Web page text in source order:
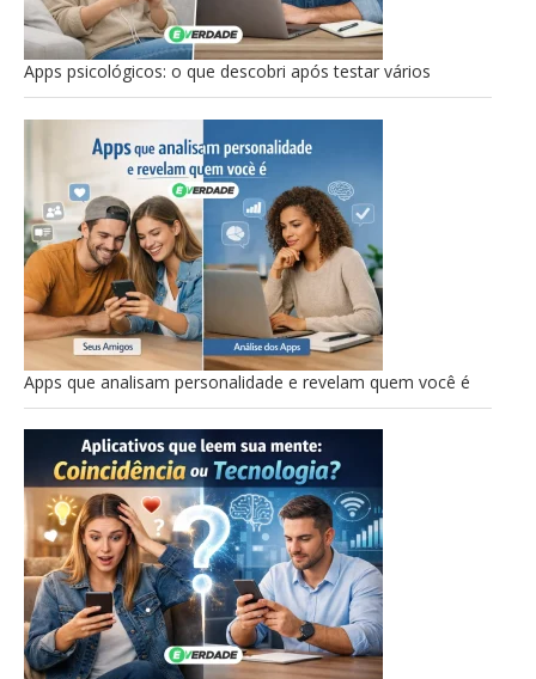
Apps psicológicos: o que descobri após testar vários
Apps que analisam personalidade e revelam quem você é